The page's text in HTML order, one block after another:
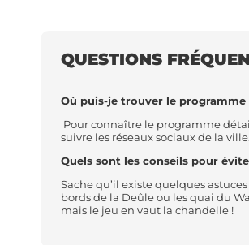
QUESTIONS
Où puis-je trouver le
Pour connaître le programme
suivre les réseaux sociaux de la
Quels sont les conseils pour
Sache qu’il existe quelques
bords de la Deûle ou les quai du
mais le jeu en vaut la chandelle !